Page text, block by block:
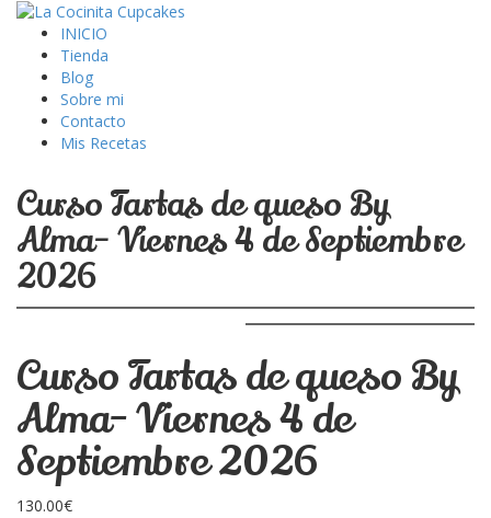
INICIO
Tienda
Blog
Sobre mi
Contacto
Mis Recetas
Curso Tartas de queso By
Alma- Viernes 4 de Septiembre
2026
Curso Tartas de queso By
Alma- Viernes 4 de
Septiembre 2026
130.00€